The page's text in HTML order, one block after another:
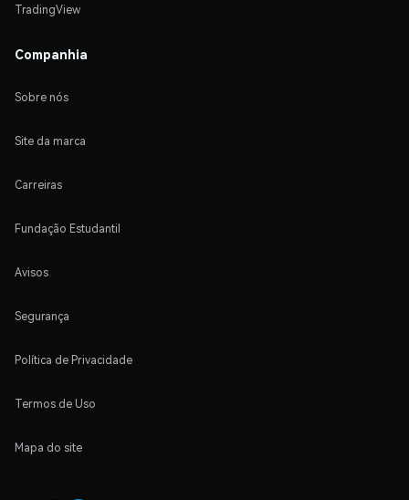
TradingView
Companhia
Sobre nós
Site da marca
Carreiras
Fundação Estudantil
Avisos
Segurança
Política de Privacidade
Termos de Uso
Mapa do site